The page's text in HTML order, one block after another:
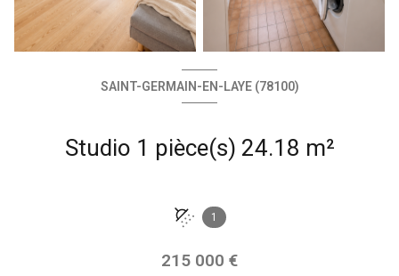
SAINT-GERMAIN-EN-LAYE (78100)
Studio 1 pièce(s) 24.18 m²
1
215 000 €